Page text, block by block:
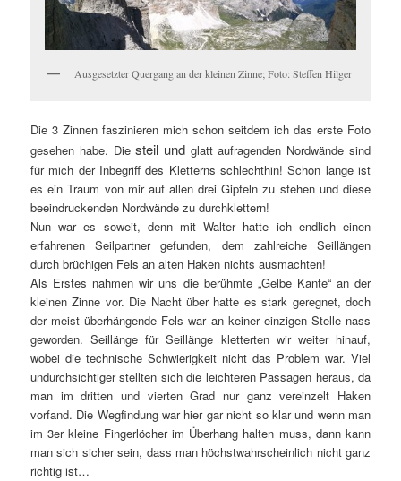
Ausgesetzter Quergang an der kleinen Zinne; Foto: Steffen Hilger
Die 3 Zinnen faszinieren mich schon seitdem ich das erste Foto
gesehen habe. Diesteil und glatt aufragenden Nordwände sind
für mich der Inbegriff des Kletterns schlechthin! Schon lange ist
es ein Traum von mir auf allen drei Gipfeln zu stehen und diese
beeindruckenden Nordwände zu durchklettern!
Nun war es soweit, denn mit Walter hatte ich endlich einen
erfahrenen Seilpartner gefunden, dem zahlreiche Seillängen
durch brüchigen Fels an alten Haken nichts ausmachten!
Als Erstes nahmen wir uns die berühmte „Gelbe Kante“ an der
kleinen Zinne vor. Die Nacht über hatte es stark geregnet, doch
der meist überhängende Fels war an keiner einzigen Stelle nass
geworden. Seillänge für Seillänge kletterten wir weiter hinauf,
wobei die technische Schwierigkeit nicht das Problem war. Viel
undurchsichtiger stellten sich die leichteren Passagen heraus, da
man im dritten und vierten Grad nur ganz vereinzelt Haken
vorfand. Die Wegfindung war hier gar nicht so klar und wenn man
im 3er kleine Fingerlöcher im Überhang halten muss, dann kann
man sich sicher sein, dass man höchstwahrscheinlich nicht ganz
richtig ist…